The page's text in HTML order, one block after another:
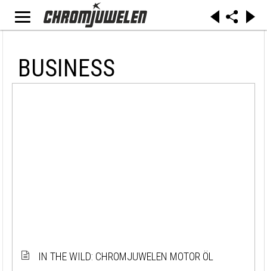
BUSINESS
IN THE WILD: CHROMJUWELEN MOTOR ÖL